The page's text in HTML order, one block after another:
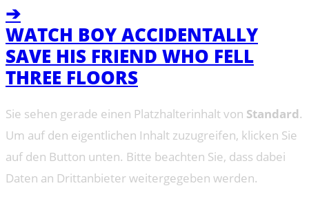
➔
WATCH BOY ACCIDENTALLY
SAVE HIS FRIEND WHO FELL
THREE FLOORS
Sie sehen gerade einen Platzhalterinhalt von Standard.
Um auf den eigentlichen Inhalt zuzugreifen, klicken Sie
auf den Button unten. Bitte beachten Sie, dass dabei
Daten an Drittanbieter weitergegeben werden.